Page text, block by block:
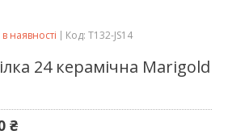
наявності Код: T132-JS14
24 керамічна Marigold
₴